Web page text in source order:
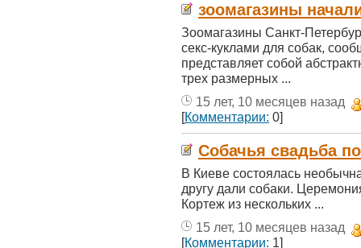
зоомагазины
Зоомагазины Санкт-
секс-куклами для собак,
представляет собой
трех размерных ...
15 лет, 10 месяцев назад
[Комментарии: 0]
Собачья свадьба
В Киеве состоялась
другу дали собаки.
Кортеж из нескольких ...
15 лет, 10 месяцев назад
[Комментарии: 1]